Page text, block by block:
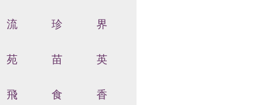
流 珍 界
苑 苗 英
飛 食 香